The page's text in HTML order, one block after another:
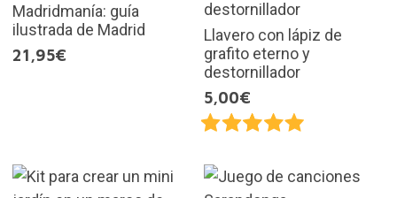
Madridmanía: guía
ilustrada de Madrid
21,95€
Llavero con lápiz de
grafito eterno y
destornillador
5,00€